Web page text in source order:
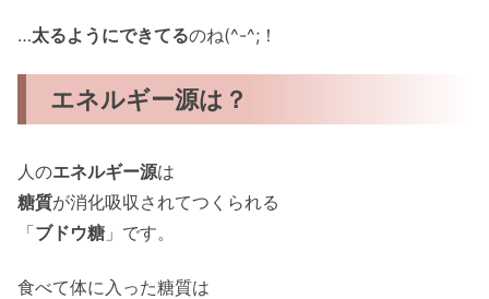
…太るようにできてるのね(^-^;！
エネルギー源は？
人のエネルギー源は
糖質が消化吸収されてつくられる
「ブドウ糖 」です。
食べて体に入った糖質は